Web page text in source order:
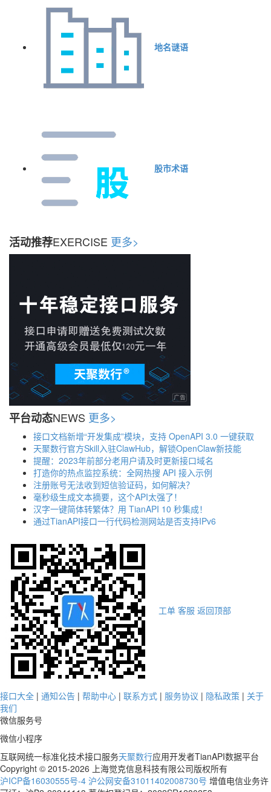
地名谜语
股市术语
活动推荐EXERCISE 更多>
平台动态NEWS 更多>
接口文档新增“开发集成”模块，支持 OpenAPI 3.0 一键获取
天聚数行官方Skill入驻ClawHub，解锁OpenClaw新技能
提醒：2023年前部分老用户请及时更新接口域名
打造你的热点监控系统：全网热搜 API 接入示例
注册账号无法收到短信验证码，如何解决？
毫秒级生成文本摘要，这个API太强了！
汉字一键简体转繁体？用 TianAPI 10 秒集成！
通过TianAPI接口一行代码检测网站是否支持IPv6
工单 客服 返回顶部
接口大全 | 通知公告 | 帮助中心 | 联系方式 | 服务协议 | 隐私政策 | 关于
我们
微信服务号
微信小程序
互联网统一标准化技术接口服务天聚数行应用开发者TianAPI数据平台
Copyright © 2015-2026 上海觉克信息科技有限公司版权所有
沪ICP备16030555号-4 沪公网安备31011402008730号 增值电信业务许